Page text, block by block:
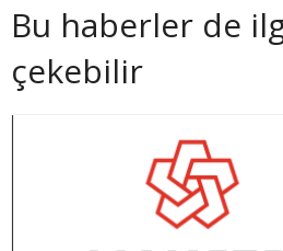
Bu haberler de
çekebilir